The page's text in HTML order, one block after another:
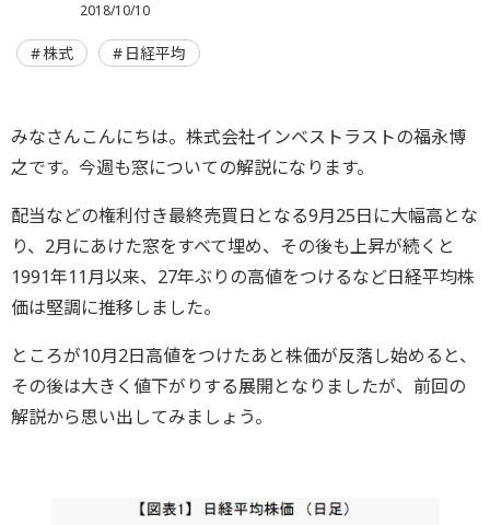
2018/10/10
株式 日経平均
みなさんこんにちは。株式会社インベストラストの福永博
之です。今週も窓についての解説になります。
配当などの権利付き最終売買日となる9月25日に大幅高とな
り、2月にあけた窓をすべて埋め、その後も上昇が続くと
1991年11月以来、27年ぶりの高値をつけるなど日経平均株
価は堅調に推移しました。
ところが10月2日高値をつけたあと株価が反落し始めると、
その後は大きく値下がりする展開となりましたが、前回の
解説から思い出してみましょう。